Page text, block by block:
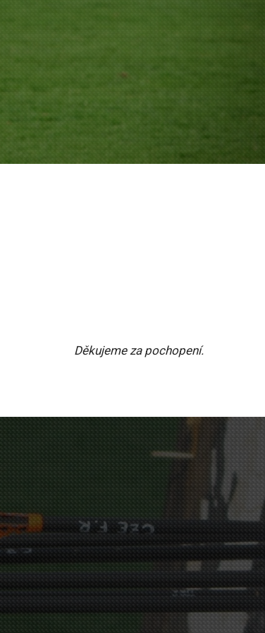
Děkujeme za pochopení.